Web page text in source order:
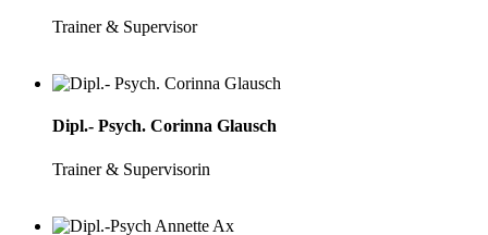
Trainer & Supervisor
Dipl.- Psych. Corinna Glausch
Trainer & Supervisorin